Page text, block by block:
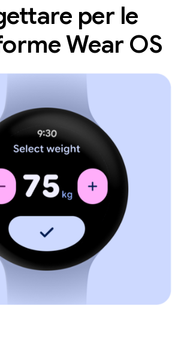
per le
Wear OS